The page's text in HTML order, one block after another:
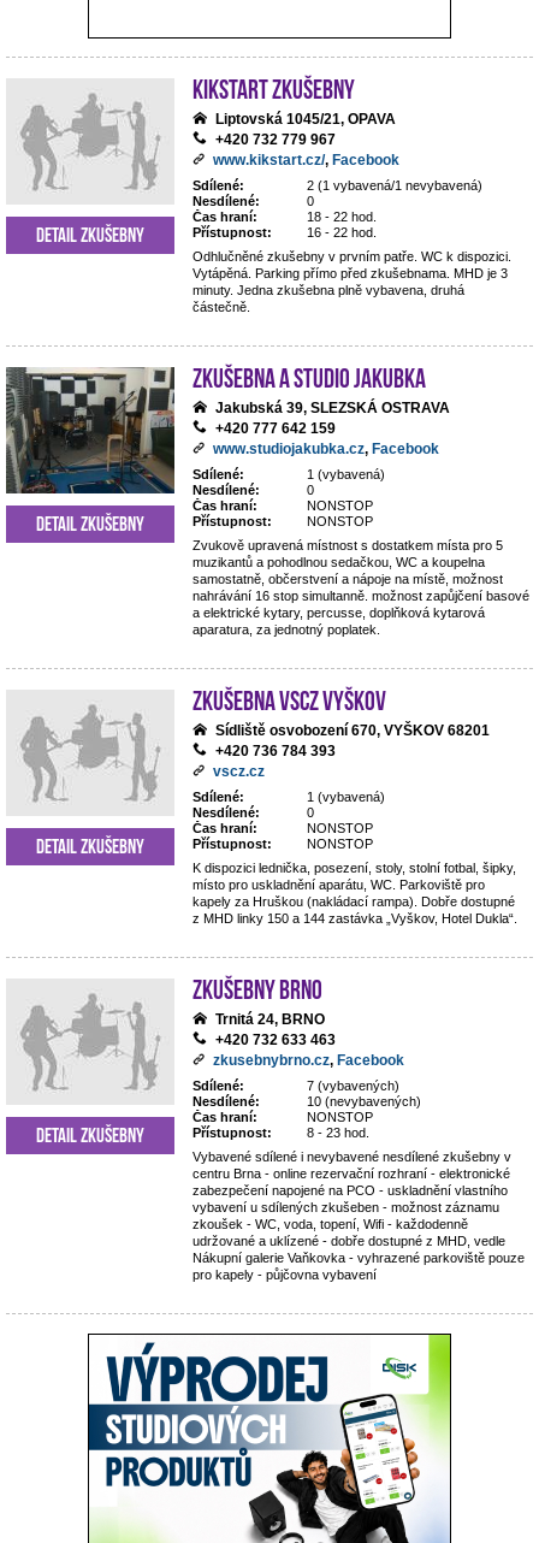
Kikstart zkušebny
Liptovská 1045/21, OPAVA
+420 732 779 967
www.kikstart.cz/, Facebook
Sdílené:
2 (1 vybavená/1 nevybavená)
Nesdílené:
0
Čas hraní:
18 - 22 hod.
Přístupnost:
16 - 22 hod.
Odhlučněné zkušebny v prvním patře. WC k dispozici.
Vytápěná. Parking přímo před zkušebnama. MHD je 3
minuty. Jedna zkušebna plně vybavena, druhá
částečně.
Detail zkušebny
Zkušebna a studio Jakubka
Jakubská 39, SLEZSKÁ OSTRAVA
+420 777 642 159
www.studiojakubka.cz, Facebook
Sdílené:
1 (vybavená)
Nesdílené:
0
Čas hraní:
NONSTOP
Přístupnost:
NONSTOP
Zvukově upravená místnost s dostatkem místa pro 5
muzikantů a pohodlnou sedačkou, WC a koupelna
samostatně, občerstvení a nápoje na místě, možnost
nahrávání 16 stop simultanně. možnost zapůjčení basové
a elektrické kytary, percusse, doplňková kytarová
aparatura, za jednotný poplatek.
Detail zkušebny
Zkušebna VSCZ Vyškov
Sídliště osvobození 670, VYŠKOV 68201
+420 736 784 393
vscz.cz
Sdílené:
1 (vybavená)
Nesdílené:
0
Čas hraní:
NONSTOP
Přístupnost:
NONSTOP
K dispozici lednička, posezení, stoly, stolní fotbal, šipky,
místo pro uskladnění aparátu, WC. Parkoviště pro
kapely za Hruškou (nakládací rampa). Dobře dostupné
z MHD linky 150 a 144 zastávka „Vyškov, Hotel Dukla“.
Detail zkušebny
Zkušebny Brno
Trnitá 24, BRNO
+420 732 633 463
zkusebnybrno.cz, Facebook
Sdílené:
7 (vybavených)
Nesdílené:
10 (nevybavených)
Čas hraní:
NONSTOP
Přístupnost:
8 - 23 hod.
Vybavené sdílené i nevybavené nesdílené zkušebny v
centru Brna - online rezervační rozhraní - elektronické
zabezpečení napojené na PCO - uskladnění vlastního
vybavení u sdílených zkušeben - možnost záznamu
zkoušek - WC, voda, topení, Wifi - každodenně
udržované a uklízené - dobře dostupné z MHD, vedle
Nákupní galerie Vaňkovka - vyhrazené parkoviště pouze
pro kapely - půjčovna vybavení
Detail zkušebny